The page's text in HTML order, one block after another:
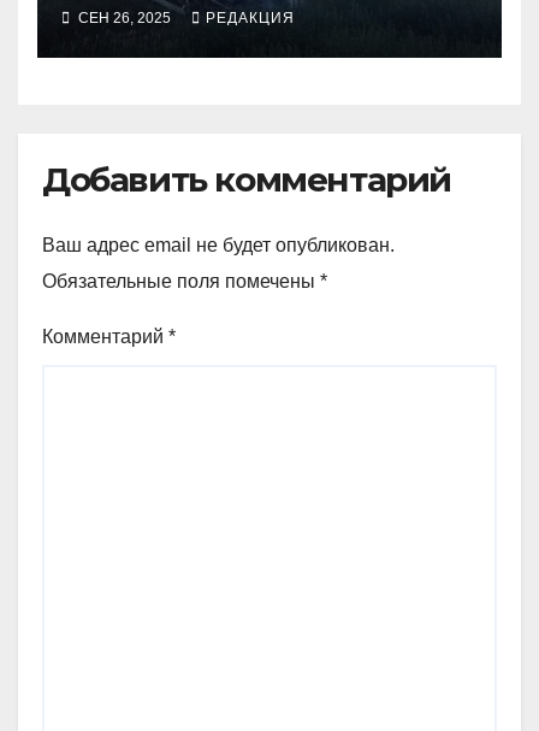
СЕН 26, 2025 РЕДАКЦИЯ
Добавить комментарий
Ваш адрес email не будет опубликован.
Обязательные поля помечены *
Комментарий *